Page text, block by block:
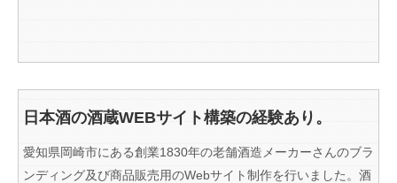
日本酒の酒蔵WEBサイト構築の経験あり。
愛知県岡崎市にある創業1830年の老舗酒造メーカーさんのブラ
ンディング及び商品販売用のWebサイト制作を行いました。酒